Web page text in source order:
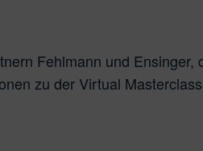
Fehlmann und Ensinger,
zu der Virtual